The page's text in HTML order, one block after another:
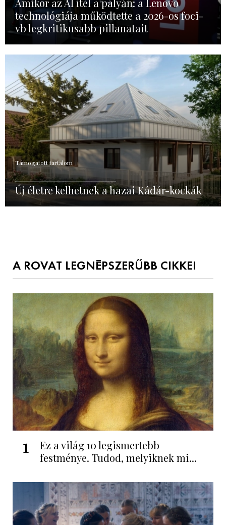
Amikor az AI ítél a pályán: a Lenovo
technológiája működtette a 2026-os foci-
vb legkritikusabb pillanatait
Támogatott tartalom
Új életre kelhetnek a hazai Kádár-kockák
A ROVAT LEGNÉPSZERŰBB CIKKEI
1
Ez a világ 10 legismertebb
festménye. Tudod, melyiknek mi...